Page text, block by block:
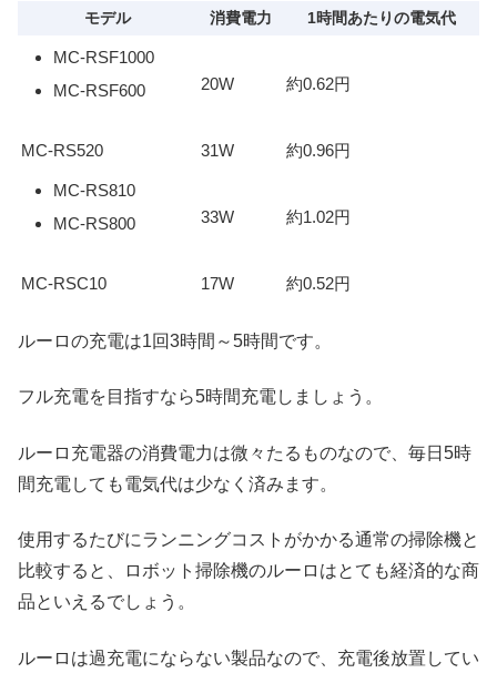
モデル 消費電力 1時間あたりの電気代
MC-RSF1000
MC-RSF600
20W 約0.62円
MC-RS520 31W 約0.96円
MC-RS810
MC-RS800
33W 約1.02円
MC-RSC10 17W 約0.52円
ルーロの充電は1回3時間～5時間です。
フル充電を目指すなら5時間充電しましょう。
ルーロ充電器の消費電力は微々たるものなので、毎日5時
間充電しても電気代は少なく済みます。
使用するたびにランニングコストがかかる通常の掃除機と
比較すると、ロボット掃除機のルーロはとても経済的な商
品といえるでしょう。
ルーロは過充電にならない製品なので、充電後放置してい